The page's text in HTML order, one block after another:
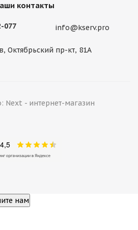
контакты
077 info@kserv.pro
Октябрьский пр-кт, 81А
Next - интернет-магазин
нам